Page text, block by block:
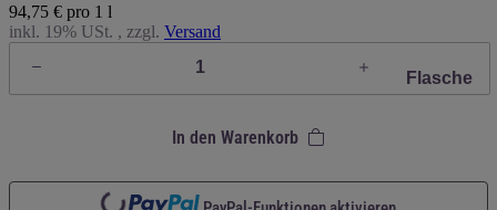
94,75 € pro 1 l
inkl. 19% USt. , zzgl. Versand
Flasche
In den Warenkorb